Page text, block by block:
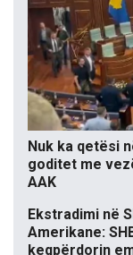
Nuk ka qetësi
goditet me
AAK
Ekstradimi në
Amerikane:
keqpërdorin